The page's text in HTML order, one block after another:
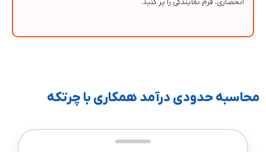
محاسبه حدودی درآمد همکاری با چرتکه